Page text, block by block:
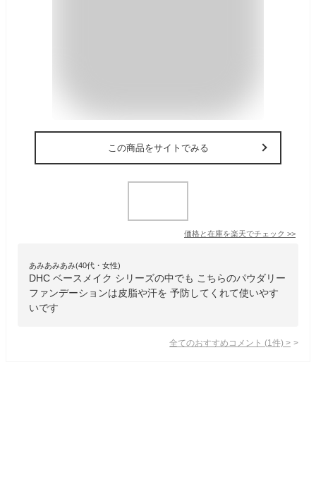
この商品をサイトでみる
価格と在庫を楽天でチェック >>
あみあみあみ(40代・女性)
DHC ベースメイク シリーズの中でも こちらのパウダリー
ファンデーションは皮脂や汗を 予防してくれて使いやす
いです
全てのおすすめコメント (1 件) >